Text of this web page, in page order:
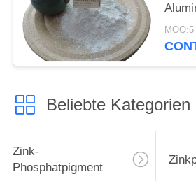
im
Beliebte Kategorien
Zink-
Phosphatpigment